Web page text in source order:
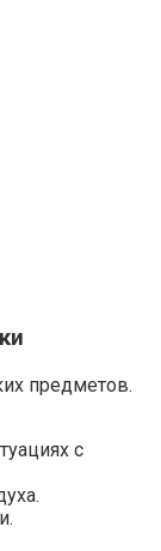
предметов.
с